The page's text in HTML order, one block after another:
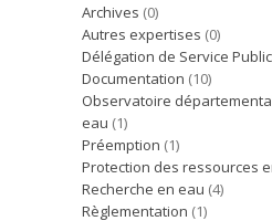
Archives (0)
Autres expertises (0)
Délégation de Service Public
Documentation (10)
Observatoire
eau (1)
Préemption (1)
Protection des ressources
Recherche en eau (4)
Règlementation (1)